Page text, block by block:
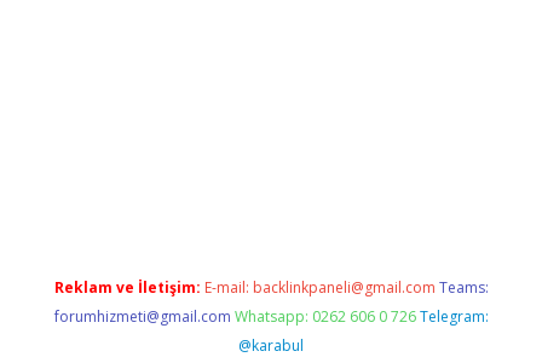
Reklam ve İletişim: E-mail: backlinkpaneli@gmail.com Teams:
forumhizmeti@gmail.com Whatsapp: 0262 606 0 726 Telegram:
@karabul